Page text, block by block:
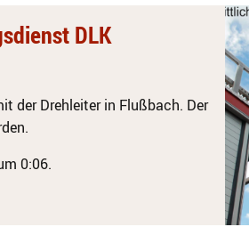
DLK
der Drehleiter in Flußbach. Der
0:06.